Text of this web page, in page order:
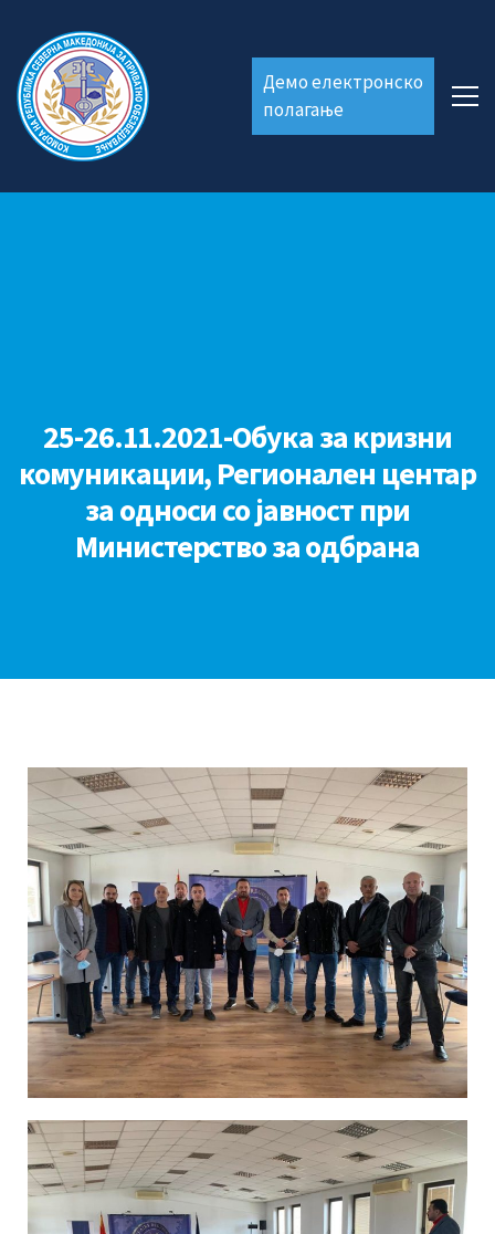
Демо електронско
полагање
25-26.11.2021-Обука за кризни
комуникации, Регионален центар
за односи со јавност при
Министерство за одбрана